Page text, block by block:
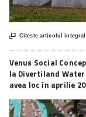
 Citeste articolul integral
Venus Social
la Divertiland
avea loc în aprilie